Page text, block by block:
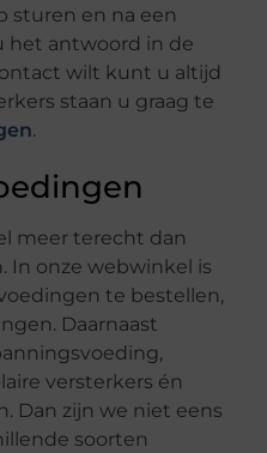
sturen en na een
het antwoord in de
wilt kunt u altijd
staan u graag te
.
meer terecht dan
In onze webwinkel is
te bestellen,
Daarnaast
versterkers én
Dan zijn we niet eens
soorten